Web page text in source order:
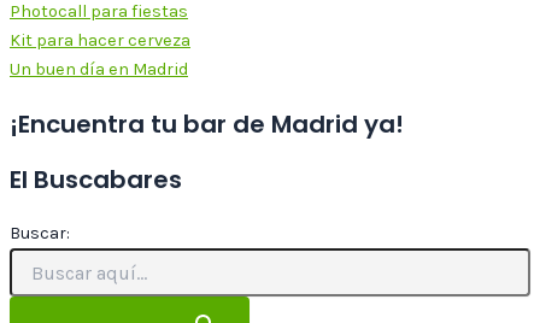
Photocall para fiestas
Kit para hacer cerveza
Un buen día en Madrid
¡Encuentra tu bar de Madrid ya!
El Buscabares
Buscar: